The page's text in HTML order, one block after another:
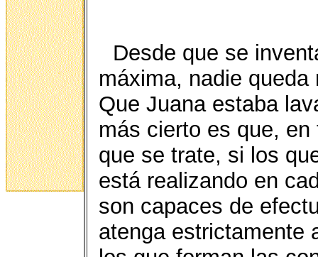
Desde que se
máxima, nadie
Que Juana estaba
más cierto es que,
que se trate, si los
está realizando en
son capaces de
atenga estrictamente